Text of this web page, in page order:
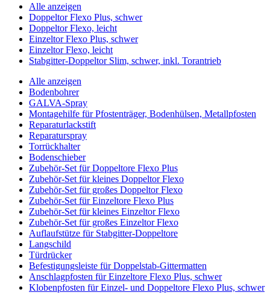
Alle anzeigen
Doppeltor Flexo Plus, schwer
Doppeltor Flexo, leicht
Einzeltor Flexo Plus, schwer
Einzeltor Flexo, leicht
Stabgitter-Doppeltor Slim, schwer, inkl. Torantrieb
Alle anzeigen
Bodenbohrer
GALVA-Spray
Montagehilfe für Pfostenträger, Bodenhülsen, Metallpfosten
Reparaturlackstift
Reparaturspray
Torrückhalter
Bodenschieber
Zubehör-Set für Doppeltore Flexo Plus
Zubehör-Set für kleines Doppeltor Flexo
Zubehör-Set für großes Doppeltor Flexo
Zubehör-Set für Einzeltore Flexo Plus
Zubehör-Set für kleines Einzeltor Flexo
Zubehör-Set für großes Einzeltor Flexo
Auflaufstütze für Stabgitter-Doppeltore
Langschild
Türdrücker
Befestigungsleiste für Doppelstab-Gittermatten
Anschlagpfosten für Einzeltore Flexo Plus, schwer
Klobenpfosten für Einzel- und Doppeltore Flexo Plus, schwer